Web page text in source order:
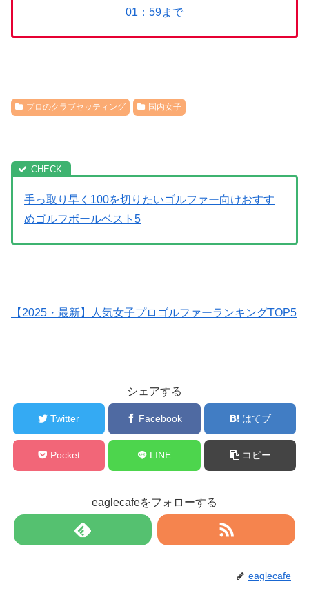
01：59まで
プロのクラブセッティング 国内女子
手っ取り早く100を切りたいゴルファー向けおすす
めゴルフボールベスト5
【2025・最新】人気女子プロゴルファーランキングTOP5
シェアする
Twitter Facebook はてブ
Pocket LINE コピー
eaglecafeをフォローする
eaglecafe